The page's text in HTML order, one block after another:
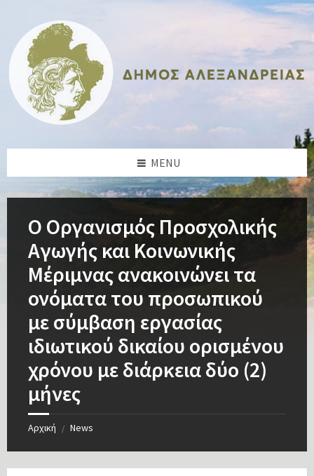
content
sidebar
sidebar
footer
MENU
Ο Οργανισμός Προσχολικής
Αγωγής και Κοινωνικής
Μέριμνας ανακοινώνει τα
ονόματα του προσωπικού
με σύμβαση εργασίας
ιδιωτικού δικαίου ορισμένου
χρόνου με διάρκεια δύο (2)
μήνες
Αρχική / News